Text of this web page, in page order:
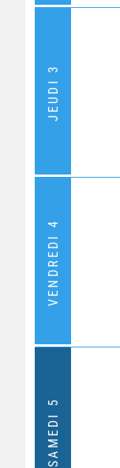
JEUDI 3
VENDREDI 4
SAMEDI 5